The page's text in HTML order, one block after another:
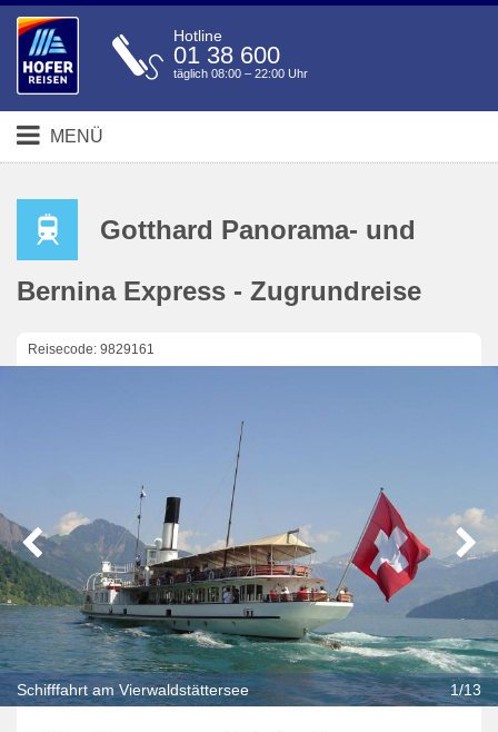
Hotline
01 38 600
täglich 08:00 – 22:00 Uhr
MENÜ
Gotthard Panorama- und
Bernina Express - Zugrundreise
Reisecode: 9829161
Schifffahrt am Vierwaldstättersee 1/13